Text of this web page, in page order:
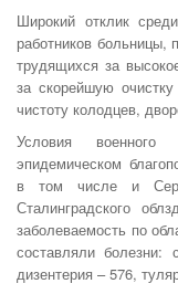
Широкий отклик
работников
трудящихся за
за скорейшую
чистоту колодцев,
Условия военного
эпидемическом
в том числе и
Сталинградского
заболеваемость по
составляли
дизентерия – 576,